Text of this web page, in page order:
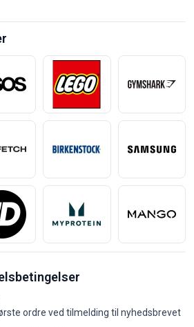
ordre ved tilmelding til nyhedsbrevet